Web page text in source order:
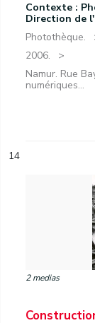
Contexte :
Direction de
Photothèque.
2006.
Namur. Rue
numériques...
14
2 medias